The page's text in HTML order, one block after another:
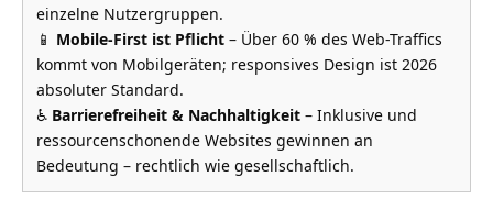
einzelne Nutzergruppen.
📱 Mobile-First ist Pflicht – Über 60 % des Web-Traffics
kommt von Mobilgeräten; responsives Design ist 2026
absoluter Standard.
♿ Barrierefreiheit & Nachhaltigkeit – Inklusive und
ressourcenschonende Websites gewinnen an
Bedeutung – rechtlich wie gesellschaftlich.